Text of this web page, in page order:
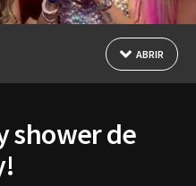
ABRIR
shower de